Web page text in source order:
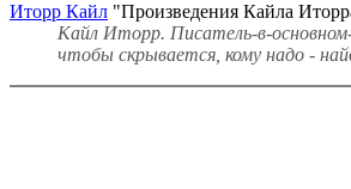
Иторр Кайл "Произведения Кайла
Кайл Иторр. Писатель-в-
чтобы скрывается, кому надо -